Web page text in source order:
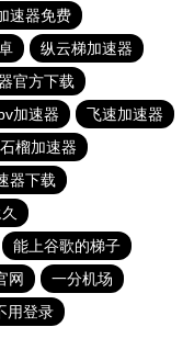
速器免费
纵云梯加速器
官方下载
加速器
飞速加速器
榴加速器
器下载
能上谷歌的梯子
网
一分机场
用登录